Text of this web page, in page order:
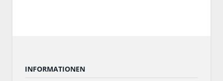
INFORMATIONEN